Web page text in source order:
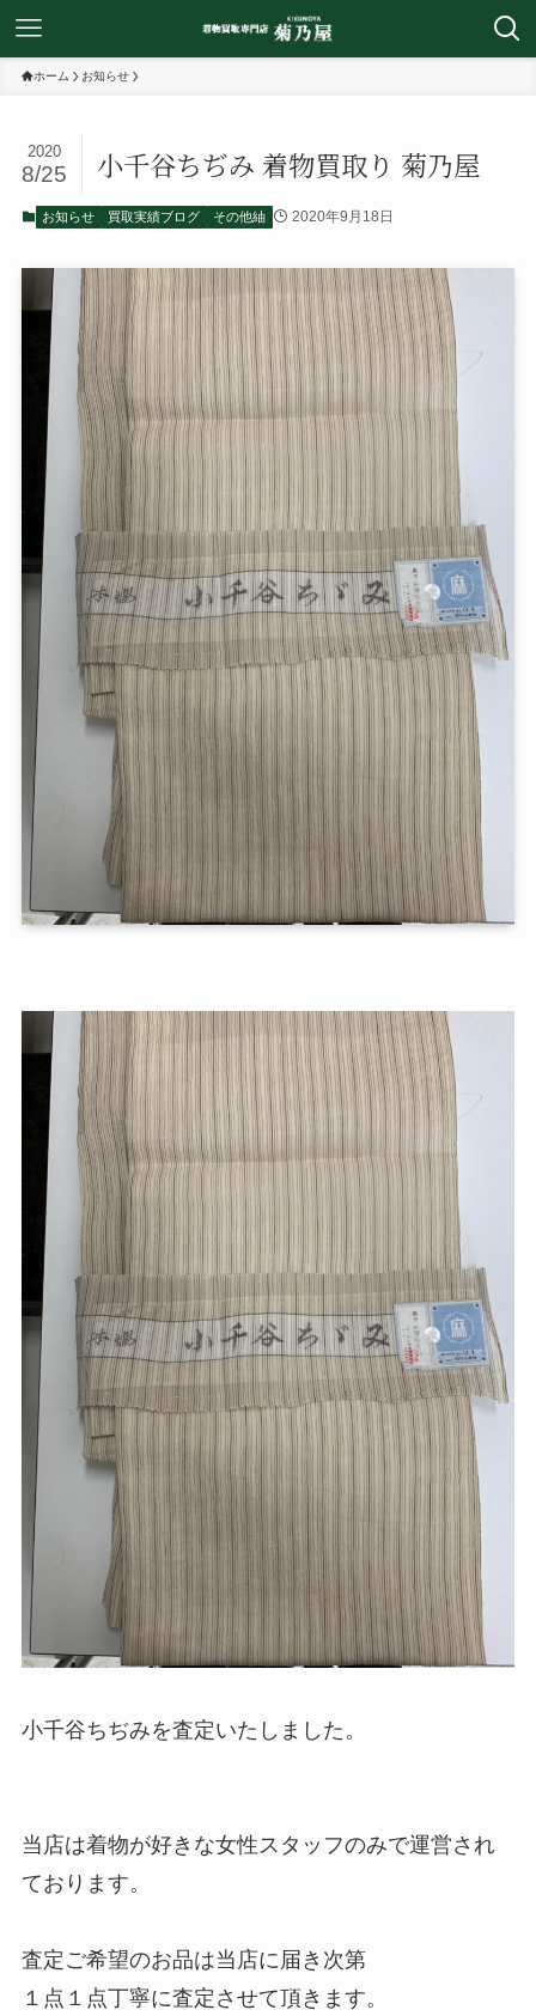
ホーム お知らせ
小千谷ちぢみ 着物買取り 菊乃屋
2020
8/25
お知らせ 買取実績ブログ その他紬 2020年9月18日
小千谷ちぢみを査定いたしました。
当店は着物が好きな女性スタッフのみで運営され
ております。
査定ご希望のお品は当店に届き次第
１点１点丁寧に査定させて頂きます。